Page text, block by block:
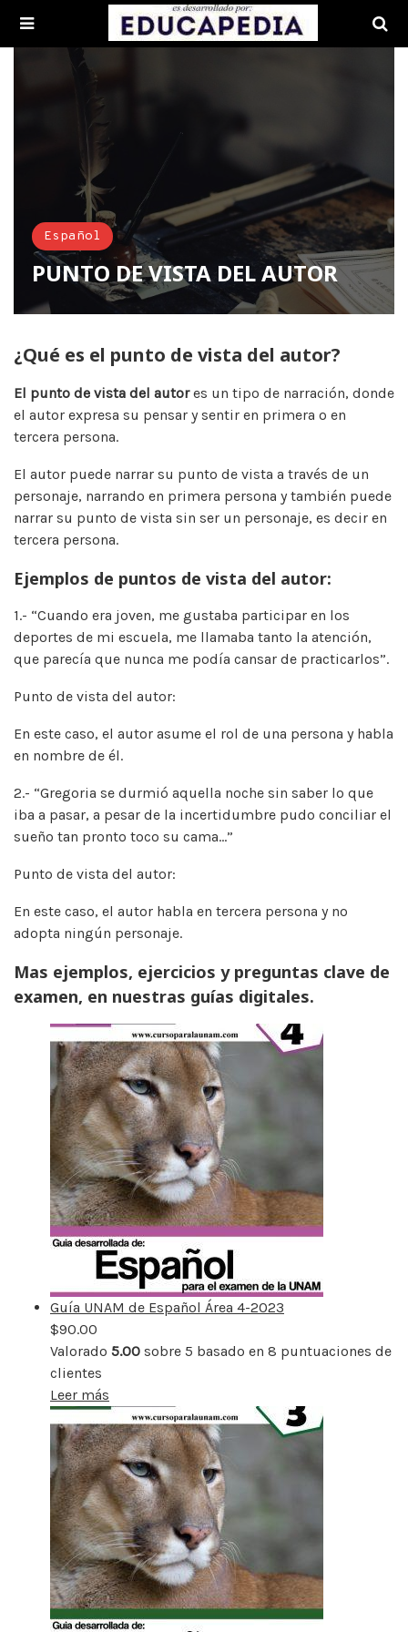
Español
PUNTO DE VISTA DEL AUTOR
¿Qué es el punto de vista del autor?
El punto de vista del autores un tipo de narración, donde
el autor expresa su pensar y sentir en primera o en
tercera persona.
El autor puede narrar su punto de vista a través de un
personaje, narrando en primera persona y también puede
narrar su punto de vista sin ser un personaje, es decir en
tercera persona.
Ejemplos de puntos de vista del autor:
1.- “Cuando era joven, me gustaba participar en los
deportes de mi escuela, me llamaba tanto la atención,
que parecía que nunca me podía cansar de practicarlos”.
Punto de vista del autor:
En este caso, el autor asume el rol de una persona y habla
en nombre de él.
2.- “Gregoria se durmió aquella noche sin saber lo que
iba a pasar, a pesar de la incertidumbre pudo conciliar el
sueño tan pronto toco su cama…”
Punto de vista del autor:
En este caso, el autor habla en tercera persona y no
adopta ningún personaje.
Mas ejemplos, ejercicios y preguntas clave de
examen, en nuestras guías digitales.
Guía UNAM de Español Área 4-2023
$90.00
Valorado 5.00 sobre 5 basado en 8 puntuaciones de
clientes
Leer más